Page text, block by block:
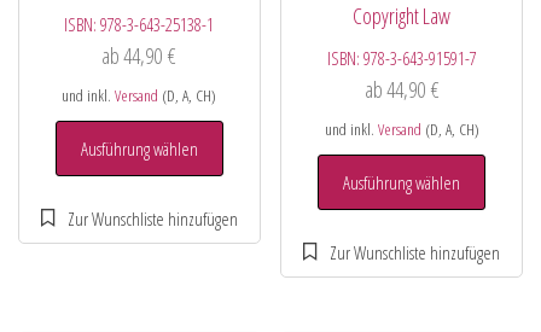
ISBN:978-3-643-25138-1
ab44,90€
und inkl.Versand (D, A, CH)
Ausführung wählen
Copyright Law
ISBN: 978-3-643-91591-7
ab44,90 €
und inkl. Versand (D, A, CH)
Ausführung wählen